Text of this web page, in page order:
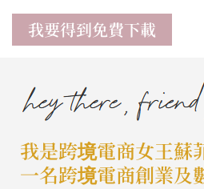
我要得到免費下載
我是跨境電商女王蘇
一名跨境電商創業及